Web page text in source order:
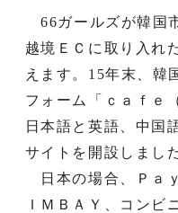
66ガールズが韓国
越境ＥＣに取り入れ
えます。15年末、韓
フォーム「ｃａｆｅ
日本語と英語、中国
サイトを開設しまし
日本の場合、Ｐａ
ＩＭＢＡＹ、コンビ